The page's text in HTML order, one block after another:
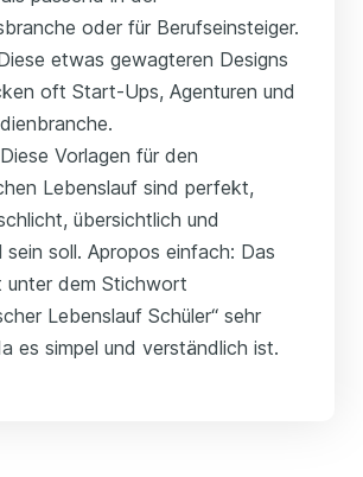
oder für Berufseinsteiger.
etwas gewagteren Designs
oft Start-Ups, Agenturen und
Vorlagen für den
Lebenslauf sind perfekt,
übersichtlich und
sein soll. Apropos einfach: Das
unter dem Stichwort
Lebenslauf Schüler“ sehr
es simpel und verständlich ist.